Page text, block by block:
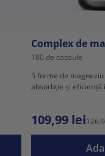
Complex de
180 de capsule
5 forme de
absorbție și eficiență
109,99 lei